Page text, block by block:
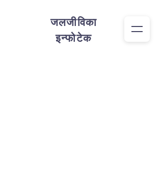
जलजीविका
इन्फोटेक